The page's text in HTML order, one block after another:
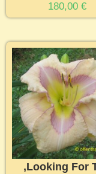
180,00 €
‚Looking For